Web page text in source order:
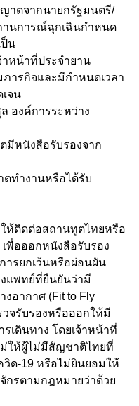
ญาตจากนายกรัฐมนตรี/
านการณ์ฉุกเฉินกำหนด
น
หน้าที่ประจำยาน
ารกิจและมีกำหนดเวลา
จน
องค์การระหว่าง
มีหนังสือรับรองจาก
ทำงานหรือได้รับ
ห้ติดต่อสถานทูตไทยหรือ
พื่อออกหนังสือรับรอง
ารยกเว้นหรือผ่อนผัน
งแพทย์ที่ยืนยันว่ามี
อากาศ (Fit to Fly
วจรับรองหรือออกให้มี
รเดินทาง โดยเจ้าหน้าที่
ม่ให้ผู้ไม่มีสัญชาติไทยที่
วิด-19 หรือไม่ยินยอมให้
กรตามกฎหมายว่าด้วย